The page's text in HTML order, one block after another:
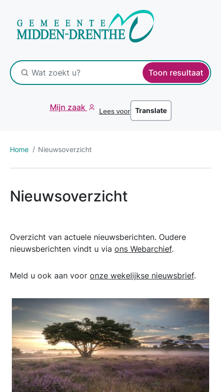
Toon resultaat
Mijn zaak Lees voor Translate
Home Nieuwsoverzicht
Nieuwsoverzicht
Overzicht van actuele nieuwsberichten. Oudere
nieuwsberichten vindt u via ons Webarchief.
Meld u ook aan voor onze wekelijkse nieuwsbrief.